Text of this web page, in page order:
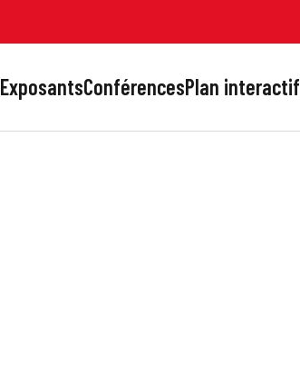
ExposantsConférencesPlan interactif